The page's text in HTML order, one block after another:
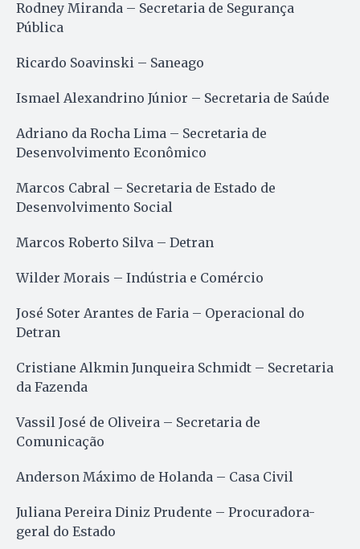
Rodney Miranda – Secretaria de Segurança
Pública
Ricardo Soavinski – Saneago
Ismael Alexandrino Júnior – Secretaria de Saúde
Adriano da Rocha Lima – Secretaria de
Desenvolvimento Econômico
Marcos Cabral – Secretaria de Estado de
Desenvolvimento Social
Marcos Roberto Silva – Detran
Wilder Morais – Indústria e Comércio
José Soter Arantes de Faria – Operacional do
Detran
Cristiane Alkmin Junqueira Schmidt – Secretaria
da Fazenda
Vassil José de Oliveira – Secretaria de
Comunicação
Anderson Máximo de Holanda – Casa Civil
Juliana Pereira Diniz Prudente – Procuradora-
geral do Estado